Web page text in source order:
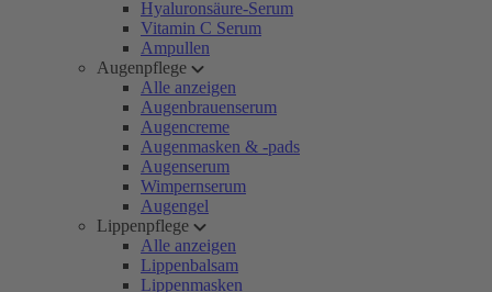
Hyaluronsäure-Serum
Vitamin C Serum
Ampullen
Augenpflege
Alle anzeigen
Augenbrauenserum
Augencreme
Augenmasken & -pads
Augenserum
Wimpernserum
Augengel
Lippenpflege
Alle anzeigen
Lippenbalsam
Lippenmasken